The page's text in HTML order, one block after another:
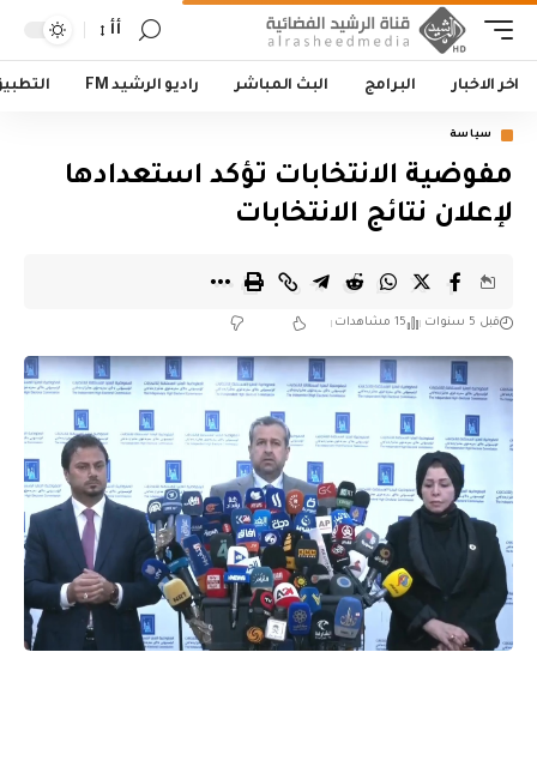
أأ
اخر الاخبار البرامج البث المباشر راديو الرشيد FM
سياسة
مفوضية الانتخابات تؤكد استعدادها
لإعلان نتائج الانتخابات
قبل 5 سنوات 15 مشاهدات